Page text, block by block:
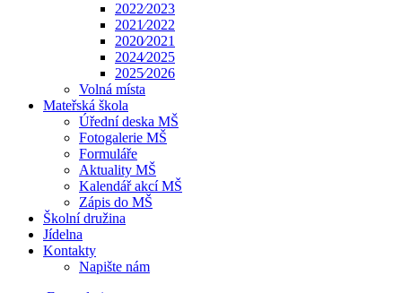
2022⁄2023
2021⁄2022
2020⁄2021
2024⁄2025
2025⁄2026
Volná místa
Mateřská škola
Úřední deska MŠ
Fotogalerie MŠ
Formuláře
Aktuality MŠ
Kalendář akcí MŠ
Zápis do MŠ
Školní družina
Jídelna
Kontakty
Napište nám